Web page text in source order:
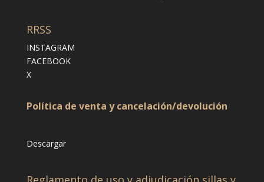
RRSS
INSTAGRAM
FACEBOOK
X
Política de venta y cancelación/devolución
Descargar